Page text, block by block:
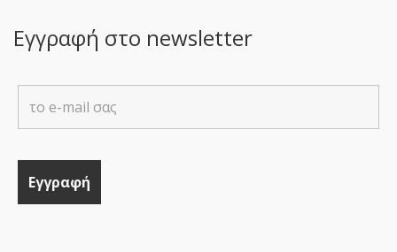
Εγγραφή στο newsletter